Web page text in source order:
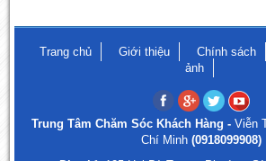
Trang chủ Giới thiệu Chính sách
ảnh
Trung Tâm Chăm Sóc Khách Hàng - Viễn
Chí Minh (0918099908)